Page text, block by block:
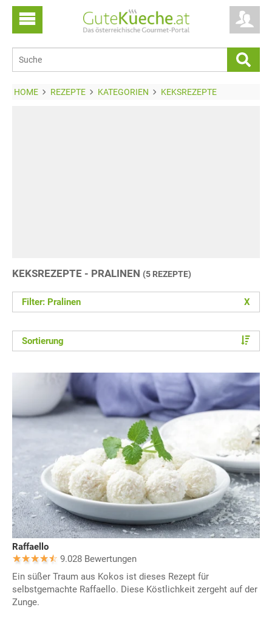
HOME REZEPTE KATEGORIEN KEKSREZEPTE
KEKSREZEPTE - PRALINEN (5 REZEPTE)
Filter: Pralinen X
Sortierung
Raffaello
9.028 Bewertungen
Ein süßer Traum aus Kokos ist dieses Rezept für
selbstgemachte Raffaello. Diese Köstlichkeit zergeht auf der
Zunge.